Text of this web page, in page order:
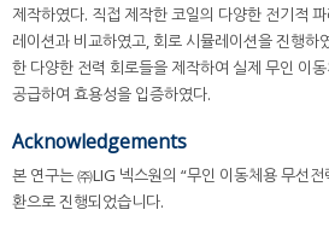
제작하였다. 직접 제작한 코일의 다양한 전기적
레이션과 비교하였고, 회로 시뮬레이션을 진행하
한 다양한 전력 회로들을 제작하여 실제 무인 이
공급하여 효용성을 입증하였다.
Acknowledgements
본 연구는 ㈜LIG 넥스원의 “무인 이동체용 무선
환으로 진행되었습니다.